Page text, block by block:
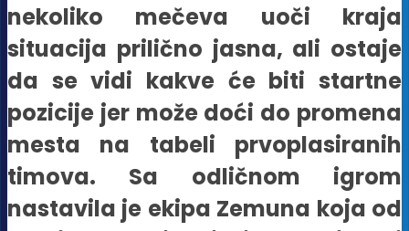
nekoliko mečeva uoči kraja
situacija prilično jasna, ali ostaje
da se vidi kakve će biti startne
pozicije jer može doći do promena
mesta na tabeli prvoplasiranih
timova. Sa odličnom igrom
nastavila je ekipa Zemuna koja od